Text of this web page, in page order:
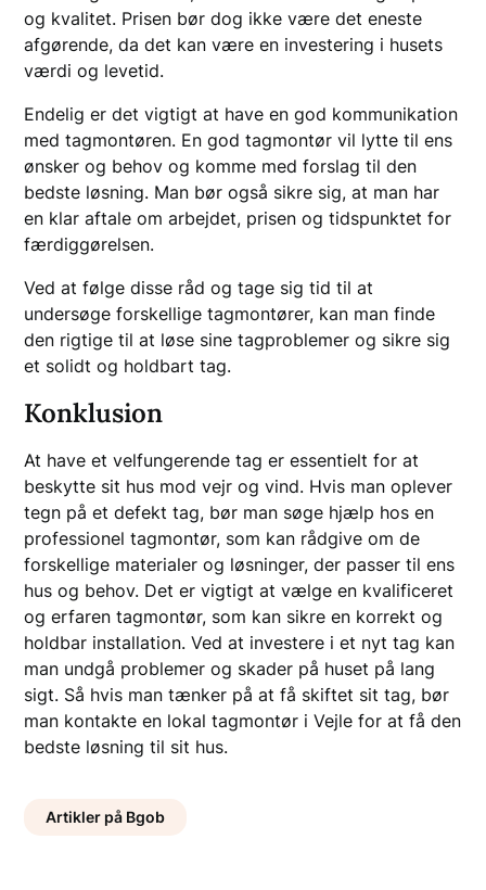
og kvalitet. Prisen bør dog ikke være det eneste
afgørende, da det kan være en investering i husets
værdi og levetid.
Endelig er det vigtigt at have en god kommunikation
med tagmontøren. En god tagmontør vil lytte til ens
ønsker og behov og komme med forslag til den
bedste løsning. Man bør også sikre sig, at man har
en klar aftale om arbejdet, prisen og tidspunktet for
færdiggørelsen.
Ved at følge disse råd og tage sig tid til at
undersøge forskellige tagmontører, kan man finde
den rigtige til at løse sine tagproblemer og sikre sig
et solidt og holdbart tag.
Konklusion
At have et velfungerende tag er essentielt for at
beskytte sit hus mod vejr og vind. Hvis man oplever
tegn på et defekt tag, bør man søge hjælp hos en
professionel tagmontør, som kan rådgive om de
forskellige materialer og løsninger, der passer til ens
hus og behov. Det er vigtigt at vælge en kvalificeret
og erfaren tagmontør, som kan sikre en korrekt og
holdbar installation. Ved at investere i et nyt tag kan
man undgå problemer og skader på huset på lang
sigt. Så hvis man tænker på at få skiftet sit tag, bør
man kontakte en lokal tagmontør i Vejle for at få den
bedste løsning til sit hus.
Artikler på Bgob